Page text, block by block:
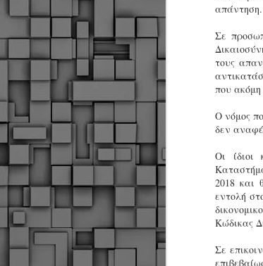
απάντηση.
Σε
τους
που
Ο νόμος
δεν
Οι ίδιοι
2018 και
εντολή
Κώδικας
Σε
JUN
Δήμος Κοζάνης :
Αναμνηστικά